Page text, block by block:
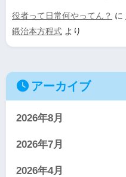
役者って日常何やってん？ に
鍛治本方程式 より
アーカイブ
2026年8月
2026年7月
2026年4月